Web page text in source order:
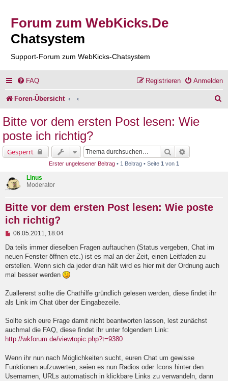
Forum zum WebKicks.De
Chatsystem
Support-Forum zum WebKicks-Chatsystem
FAQ Anmelden
Registrieren
Foren-Übersicht
Bitte vor dem ersten Post lesen: Wie
poste ich richtig?
Gesperrt Suche
Erster ungelesener Beitrag • 1 Beitrag • Seite 1 von 1
Linus
Moderator
Bitte vor dem ersten Post lesen: Wie poste
ich richtig?
U
g
e
e
s
e
r
e
t
r
g
06.05.2011, 18:04
Da teils immer dieselben Fragen auftauchen (Status vergeben, Chat im
neuen Fenster öffnen etc.) ist es mal an der Zeit, einen Leitfaden zu
erstellen. Wenn sich da jeder dran hält wird es hier mit der Ordnung auch
mal besser werden
Zuallererst sollte die Chathilfe gründlich gelesen werden, diese findet ihr
als Link im Chat über der Eingabezeile.
Sollte sich eure Frage damit nicht beantworten lassen, lest zunächst
auchmal die FAQ, diese findet ihr unter folgendem Link:
http://wkforum.de/viewtopic.php?t=9380
Wenn ihr nun nach Möglichkeiten sucht, euren Chat um gewisse
Funktionen aufzuwerten, seien es nun Radios oder Icons hinter den
Usernamen, URLs automatisch in klickbare Links zu verwandeln, dann